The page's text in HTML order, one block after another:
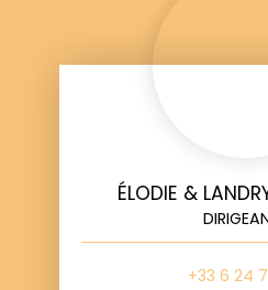
ÉLODIE &
+33 6 24